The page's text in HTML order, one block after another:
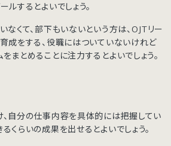
ルするとよいでしょう。
なくて、部下もいないという方は、OJTリー
成をする、役職にはついていないけれど
まとめることに注力するとよいでしょう。
自分の仕事内容を具体的には把握してい
くらいの成果を出せるとよいでしょう。